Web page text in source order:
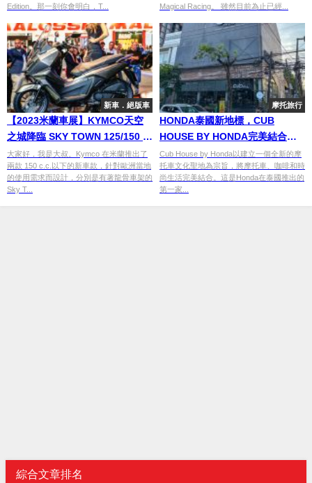
Edition。那一刻你會明白，T...
Magical Racing。 雖然目前為止已經...
新車．絕版車
【2023米蘭車展】KYMCO天空
之城降臨 SKY TOWN 125/150 與
FILLY 50
大家好，我是大叔。Kymco 在米蘭推出了
兩款 150 c.c.以下的新車款，針對歐洲當地
的使用需求而設計，分別是有著龍骨車架的
Sky T...
摩托旅行
HONDA泰國新地標，CUB
HOUSE BY HONDA完美結合摩
托車、咖啡和時尚
Cub House by Honda以建立一個全新的摩
托車文化聖地為宗旨，將摩托車、咖啡和時
尚生活完美結合。這是Honda在泰國推出的
第一家...
綜合文章排名